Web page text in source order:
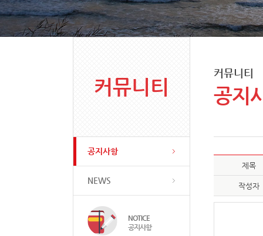
커뮤니티
공지사항
NEWS
NOTICE
공지사항
커뮤니티
공지
제목
작성자